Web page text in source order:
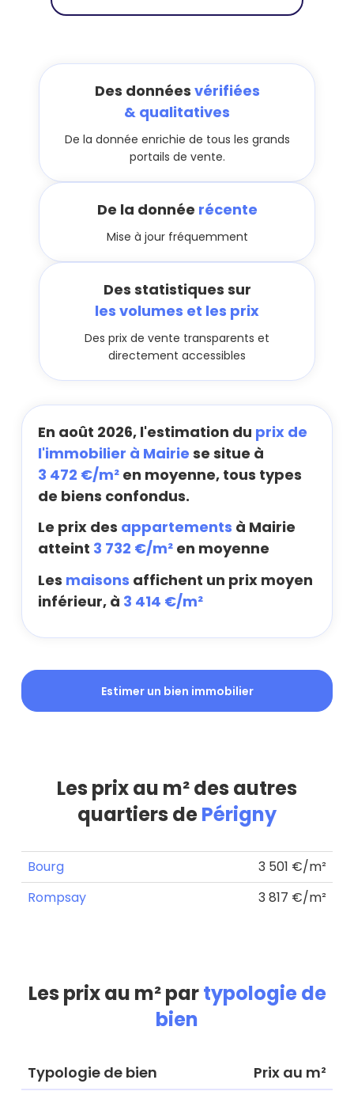
Des données vérifiées
& qualitatives
De la donnée enrichie de tous les grands
portails de vente.
De la donnée récente
Mise à jour fréquemment
Des statistiques sur
les volumes et les prix
Des prix de vente transparents et
directement accessibles
En août 2026, l'estimation du prix de
l'immobilier à Mairie se situe à
3 472 €/m² en moyenne, tous types
de biens confondus.
Le prix des appartements à Mairie
atteint 3 732 €/m² en moyenne
Les maisons affichent un prix moyen
inférieur, à 3 414 €/m²
Estimer un bien immobilier
Les prix au m² des autres
quartiers dePérigny
Bourg
3 501 €/m²
Rompsay
3 817 €/m²
Les prix au m² partypologie de
bien
Typologie de bien Prix au m²